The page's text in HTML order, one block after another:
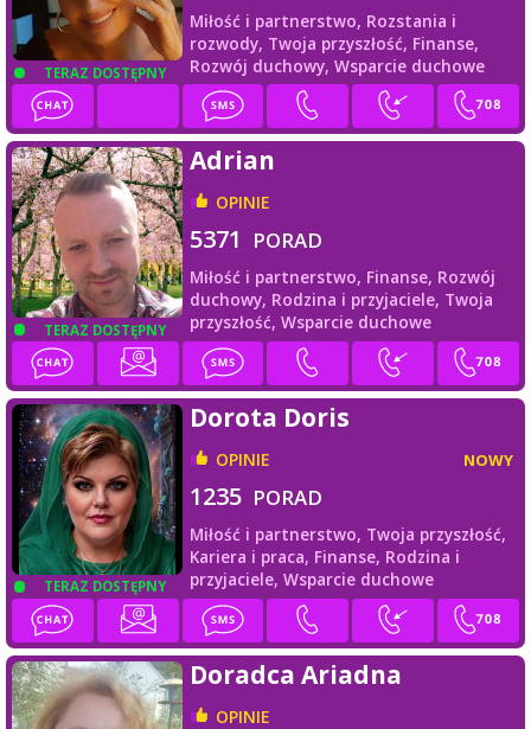
TERAZ DOSTĘPNY
Miłość i partnerstwo, Rozstania i
rozwody, Twoja przyszłość, Finanse,
Rozwój duchowy, Wsparcie duchowe
TERAZ DOSTĘPNY
Adrian
OPINIE
5371 PORAD
Miłość i partnerstwo, Finanse, Rozwój
duchowy, Rodzina i przyjaciele, Twoja
przyszłość, Wsparcie duchowe
TERAZ DOSTĘPNY
Dorota Doris
OPINIE NOWY
1235 PORAD
Miłość i partnerstwo, Twoja przyszłość,
Kariera i praca, Finanse, Rodzina i
przyjaciele, Wsparcie duchowe
Doradca Ariadna
OPINIE